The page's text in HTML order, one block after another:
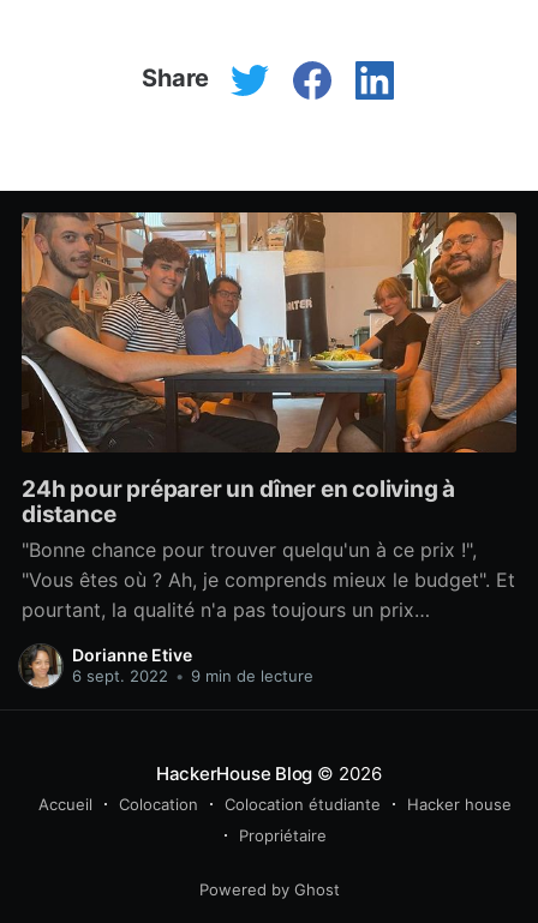
Share
24h pour préparer un dîner en coliving à
distance
"Bonne chance pour trouver quelqu'un à ce prix !",
"Vous êtes où ? Ah, je comprends mieux le budget". Et
pourtant, la qualité n'a pas toujours un prix
exorbitant. Et être à l'étranger n'empêche pas
d'organiser de bons repas à l'autre bout du monde.
Dorianne Etive
6 sept. 2022 • 9 min de lecture
HackerHouse Blog © 2026
Accueil Colocation Colocation étudiante
Hacker house
Propriétaire
Powered by Ghost